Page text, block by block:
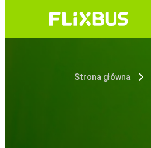
Strona główna